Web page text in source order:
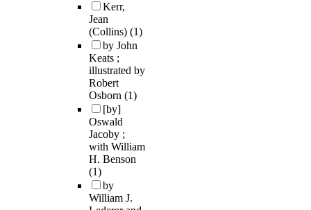
Kerr,
Jean
(Collins) (1)
by John
Keats ;
illustrated by
Robert
Osborn (1)
[by]
Oswald
Jacoby ;
with William
H. Benson
(1)
by
William J.